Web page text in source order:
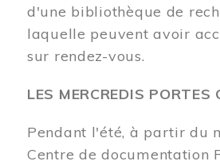
d'une bibliothèque de
laquelle peuvent avoir
sur rendez-vous.
LES MERCREDIS PORTES
Pendant l'été, à partir du
Centre de documentation